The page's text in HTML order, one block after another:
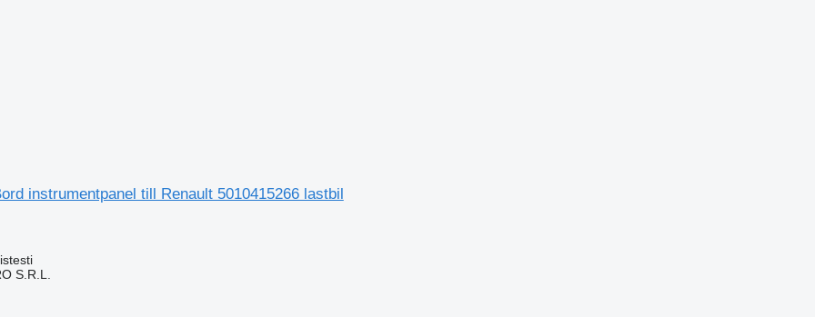
instrumentpanel till Renault 5010415266 lastbil
S.R.L.